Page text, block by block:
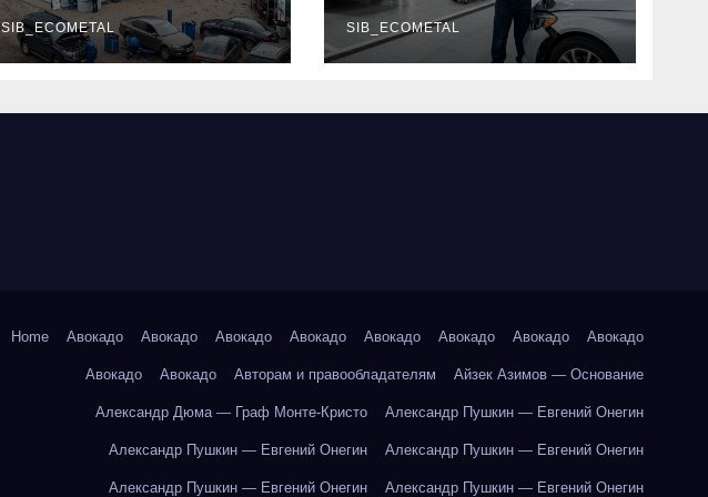
описание услуг и
режим работы
SIB_ECOMETAL
наличие
оригинальных
запчастей
сроки выполнения
SIB_ECOMETAL
Home Авокадо Авокадо Авокадо Авокадо Авокадо Авокадо Авокадо Авокадо
Авокадо Авокадо Авторам и правообладателям Айзек Азимов — Основание
Александр Дюма — Граф Монте-Кристо Александр Пушкин — Евгений Онегин
Александр Пушкин — Евгений Онегин Александр Пушкин — Евгений Онегин
Александр Пушкин — Евгений Онегин Александр Пушкин — Евгений Онегин